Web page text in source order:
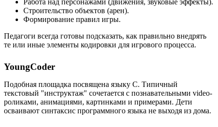
Работа над персонажами (движения, звуковые эффекты).
Строительство объектов (арен).
Формирование правил игры.
Педагоги всегда готовы подсказать, как правильно внедрять
те или иные элементы кодировки для игрового процесса.
YoungCoder
Подобная площадка посвящена языку C. Типичный
текстовый "инструктаж" сочетается с познавательными video-
роликами, анимациями, картинками и примерами. Дети
осваивают синтаксис программного языка не выходя из дома.